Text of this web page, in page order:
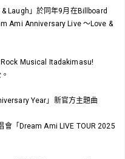
Laugh」於同年9月在Billboard
Ami Anniversary Live 〜Love &
Musical Itadakimasu!
Year」新官方主題曲
「Dream Ami LIVE TOUR 2025